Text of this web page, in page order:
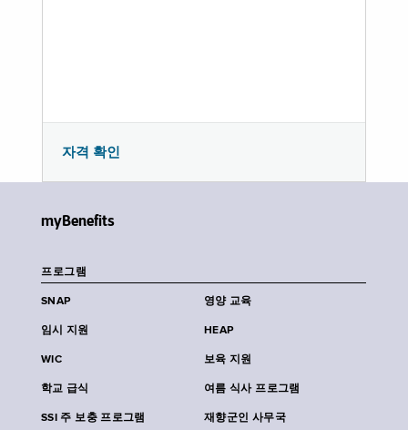
자격 확인
myBenefits
프로그램
SNAP 영양 교육
임시 지원 HEAP
WIC 보육 지원
학교 급식 여름 식사 프로그램
SSI 주 보충 프로그램 재향군인 사무국